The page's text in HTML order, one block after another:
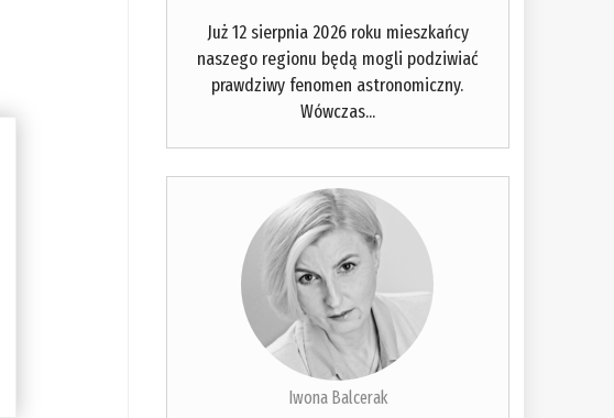
Już 12 sierpnia 2026 roku mieszkańcy
naszego regionu będą mogli podziwiać
prawdziwy fenomen astronomiczny.
Wówczas...
Iwona Balcerak